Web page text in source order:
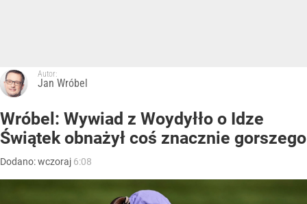
Autor:
Jan Wróbel
Wróbel: Wywiad z Woydyłło o Idze
Świątek obnażył coś znacznie gorszego
Dodano:wczoraj 6:08